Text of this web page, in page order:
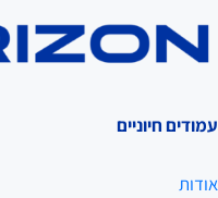
עמודים חיוניים
אודות